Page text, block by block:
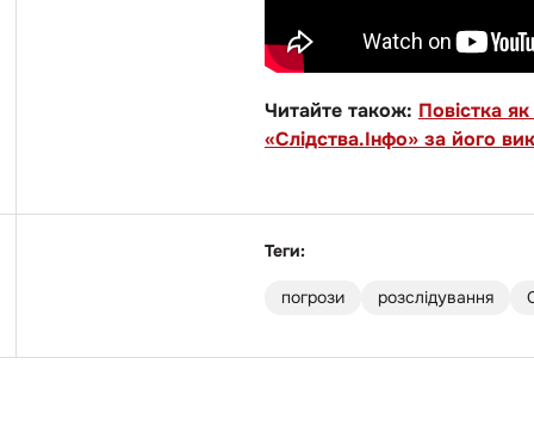
Читайте також: Повістка
«Слідства.Інфо» за його
Теги:
погрози розслідування